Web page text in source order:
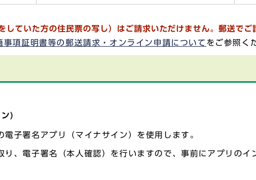
していた方の住民票の写し）はご請求いただけません。郵送でご
事項証明書等の郵送請求・オンライン申請について をご参照く
)
子署名アプリ（マイナサイン）を使用します。
り、電子署名（本人確認）を行いますので、事前にアプリの